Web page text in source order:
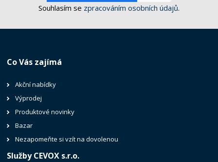
Souhlasím se zpracováním osobních údajů.
Co Vás zajímá
Akční nabídky
Výprodej
Produktové novinky
Bazar
Nezapomeňte si vzít na dovolenou
Služby CEVOX s.r.o.